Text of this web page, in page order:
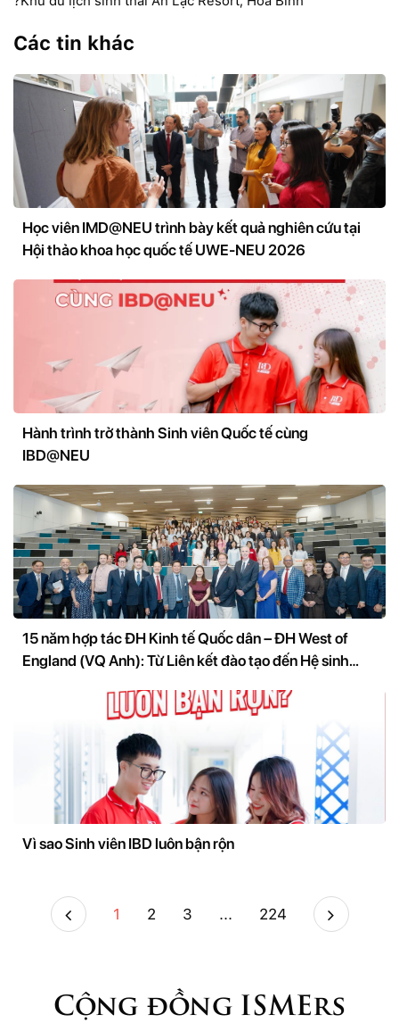
Các tin khác
Học viên IMD@NEU trình bày kết quả nghiên cứu tại
Hội thảo khoa học quốc tế UWE-NEU 2026
Hành trình trở thành Sinh viên Quốc tế cùng
IBD@NEU
15 năm hợp tác ĐH Kinh tế Quốc dân – ĐH West of
England (VQ Anh): Từ Liên kết đào tạo đến Hệ sinh
Vì sao Sinh viên IBD luôn bận rộn
1 2 3 ... 224
Cộng đồng ISMErs